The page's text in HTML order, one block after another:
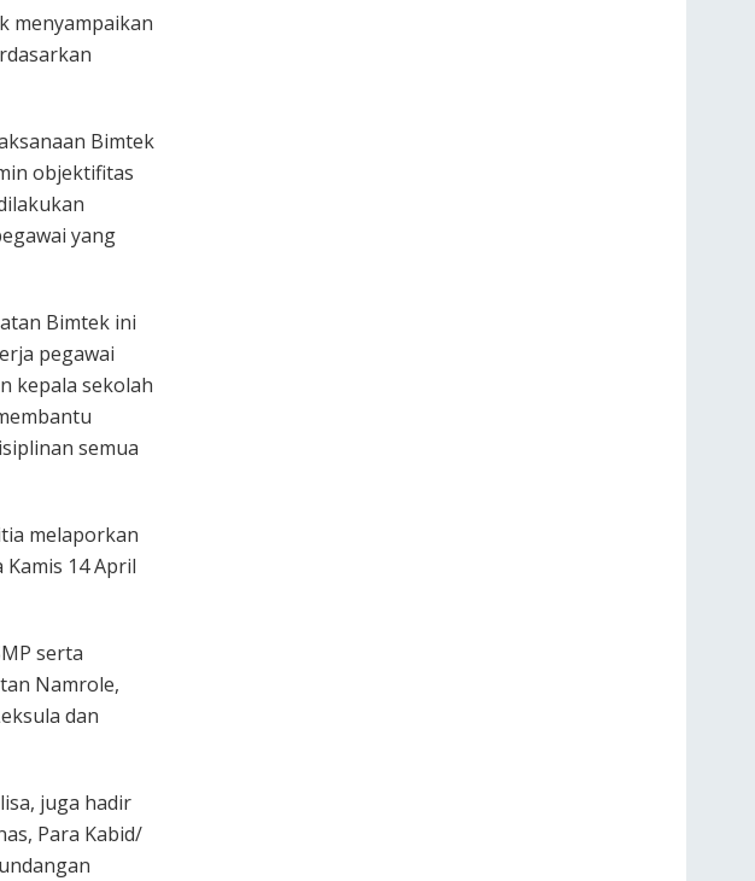
menyampaikan
Bimtek
objektifitas
yang
Bimtek ini
pegawai
kepala sekolah
semua
melaporkan
14 April
serta
Namrole,
dan
juga hadir
Para Kabid/